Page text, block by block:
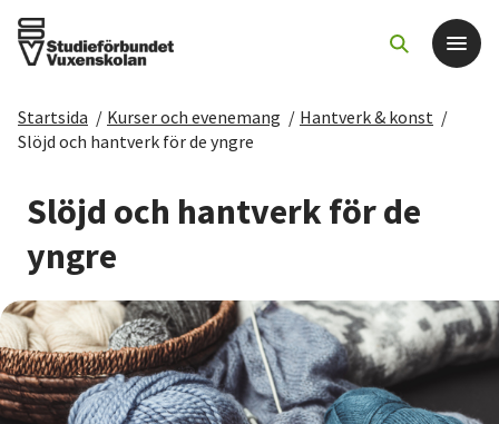
Det här gör vi
För dig som
Sök kurser och evenemang
Om SV
Starta studiecirkel
Startsida / Kurser och evenemang / Hantverk & konst /
Slöjd och hantverk för de yngre
Slöjd och hantverk för de
yngre